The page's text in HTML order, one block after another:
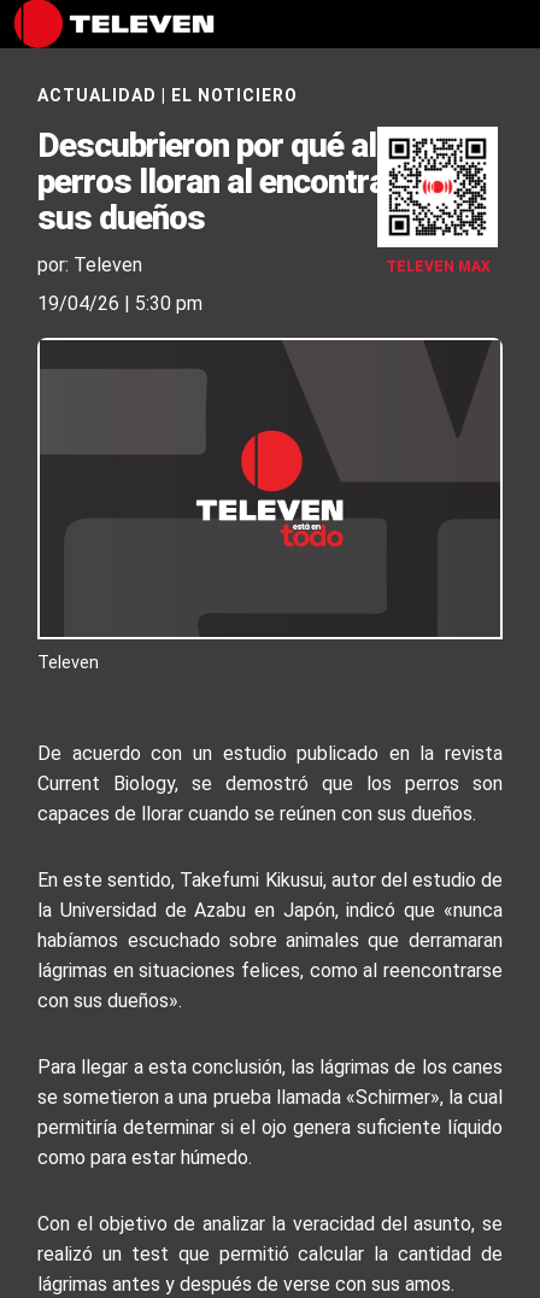
TELEVEN MAX
ACTUALIDAD EL NOTICIERO
Descubrieron por qué algunos
perros lloran al encontrarse con
sus dueños
por: Televen
19/04/26 | 5:30 pm
Televen
De acuerdo con un estudio publicado en la revista
Current Biology, se demostró que los perros son
capaces de llorar cuando se reúnen con sus dueños.
En este sentido, Takefumi Kikusui, autor del estudio de
la Universidad de Azabu en Japón, indicó que «nunca
habíamos escuchado sobre animales que derramaran
lágrimas en situaciones felices, como al reencontrarse
con sus dueños».
Para llegar a esta conclusión, las lágrimas de los canes
se sometieron a una prueba llamada «Schirmer», la cual
permitiría determinar si el ojo genera suficiente líquido
como para estar húmedo.
Con el objetivo de analizar la veracidad del asunto, se
realizó un test que permitió calcular la cantidad de
lágrimas antes y después de verse con sus amos.